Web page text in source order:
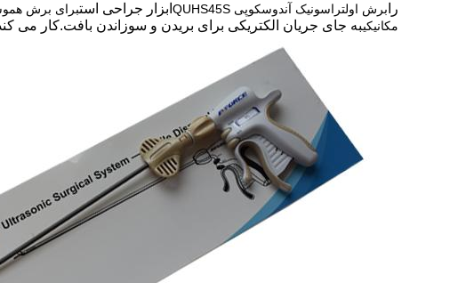
را برش اولتراسونیک آندوسکوپی QUHS45S ابزار جراحی استبرای برش
مکانیکیبه جای جریان الکتریکی برای بریدن و سوزاندن بافت.کار می